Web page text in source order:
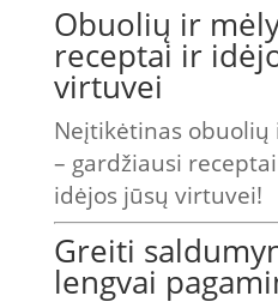
Obuolių ir
receptai ir
virtuvei
Neįtikėtinas
– gardžiausi
idėjos jūsų virtuvei!
Greiti
lengvai